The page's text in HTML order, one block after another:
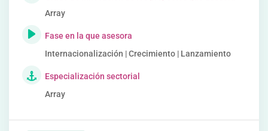
Array
Fase en la que asesora
Internacionalización | Crecimiento | Lanzamiento
Especialización sectorial
Array